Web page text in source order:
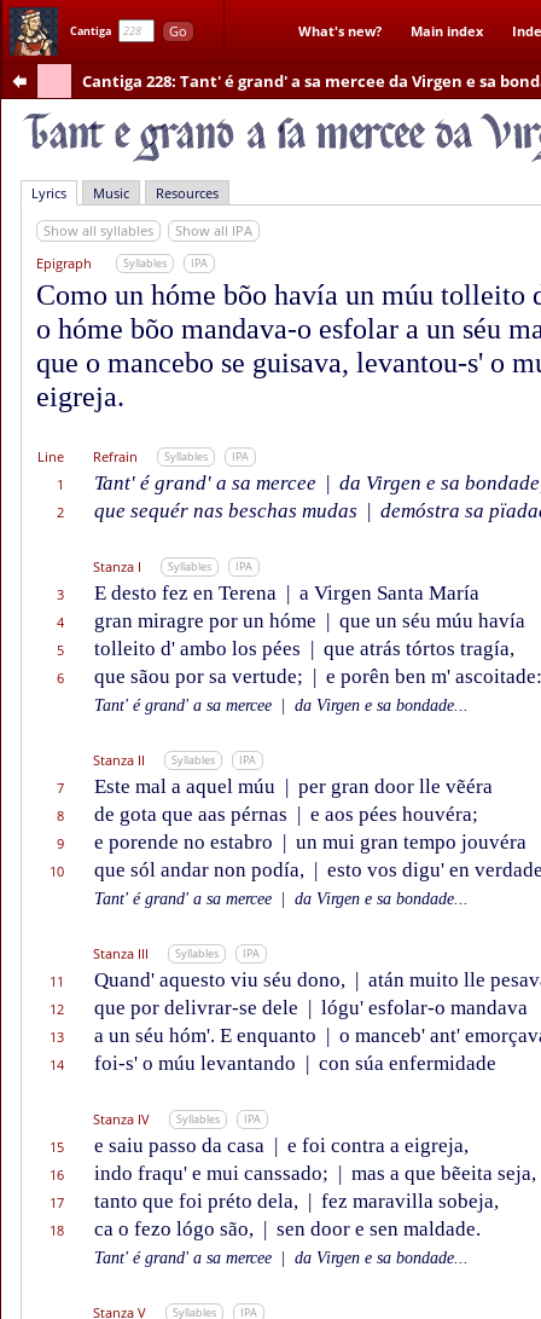
Cantiga Go What's new? Main index
Cantiga 228: Tant' é grand' a sa mercee da Virgen e sa
Lyrics Music Resources
Show all syllables
Show all IPA
Epigraph
Syllables IPA
Como un hóme bõo havía un múu tolleito
o hóme bõo mandava-o esfolar a un séu
que o mancebo se guisava, levantou-s' o
eigreja.
Line Refrain Syllables IPA
1 Tant' é grand' a sa mercee | da Virgen e sa
2 que sequér nas beschas mudas | demóstra sa
Stanza I Syllables IPA
3 E desto fez en Terena | a Virgen Santa María
4 gran miragre por un hóme | que un séu múu havía
5 tolleito d' ambo los pées | que atrás tórtos tragía,
6 que sãou por sa vertude; | e porên ben m' ascoitade:
Tant' é grand' a sa mercee da Virgen e sa bondade...
Stanza II Syllables IPA
7 Este mal a aquel múu | per gran door lle vẽéra
8 de gota que aas pérnas | e aos pées houvéra;
9 e porende no estabro | un mui gran tempo jouvéra
10 que sól andar non podía, | esto vos digu' en
Tant' é grand' a sa mercee da Virgen e sa bondade...
Stanza III Syllables IPA
11 Quand' aquesto viu séu dono, | atán muito lle
12 que por delivrar-se dele | lógu' esfolar-o mandava
13 a un séu hóm'. E enquanto | o manceb' ant'
14 foi-s' o múu levantando | con súa enfermidade
Stanza IV Syllables IPA
15 e saiu passo da casa | e foi contra a eigreja,
16 indo fraqu' e mui canssado; | mas a que bẽeita seja,
17 tanto que foi préto dela, | fez maravilla sobeja,
18 ca o fezo lógo são, | sen door e sen maldade.
Tant' é grand' a sa mercee da Virgen e sa bondade...
Stanza V Syllables IPA